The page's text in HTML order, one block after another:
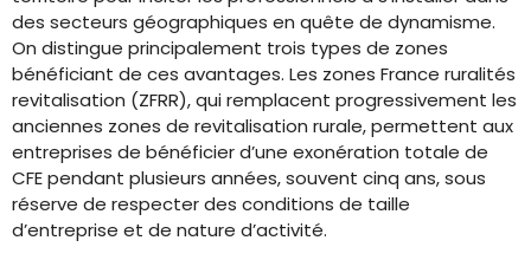
des secteurs géographiques en quête de dynamisme.
On distingue principalement trois types de zones
bénéficiant de ces avantages. Les zones France ruralités
revitalisation (ZFRR), qui remplacent progressivement les
anciennes zones de revitalisation rurale, permettent aux
entreprises de bénéficier d’une exonération totale de
CFE pendant plusieurs années, souvent cinq ans, sous
réserve de respecter des conditions de taille
d’entreprise et de nature d’activité.